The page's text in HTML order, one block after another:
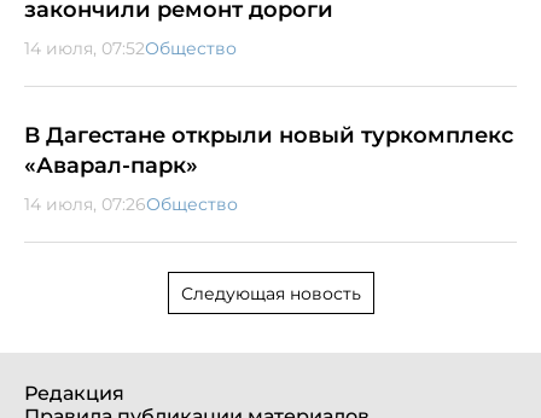
закончили ремонт дороги
14 июля, 07:52Общество
В Дагестане открыли новый туркомплекс
«Аварал-парк»
14 июля, 07:26Общество
Следующая новость
Редакция